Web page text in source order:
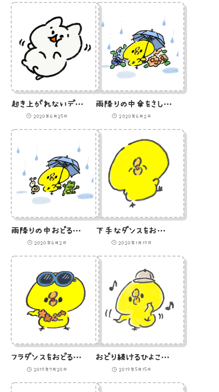
起き上がれないデブ猫のイラスト
2020年6月25日
雨降りの中傘をさしながらおどるひよこのイラスト
2020年6月2日
雨降りの中おどるひよことカエルとカタツムリのイラスト
2020年6月2日
下手なダンスをおどるひよこ（GIFアニメ）
2020年1月19日
フラダンスをおどる南国気分のひよこのイラスト
2019年7月20日
おどり続けるひよこのイラスト
2019年5月15日